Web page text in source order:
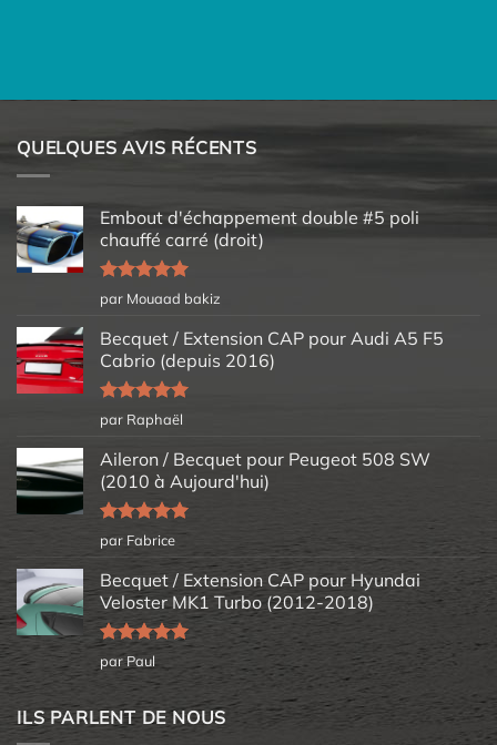
QUELQUES AVIS RÉCENTS
Embout d'échappement double #5 poli
chauffé carré (droit)
Note5sur
5
par Mouaad bakiz
Becquet / Extension CAP pour Audi A5 F5
Cabrio (depuis 2016)
Note5sur
5
par Raphaël
Aileron / Becquet pour Peugeot 508 SW
(2010 à Aujourd'hui)
Note5sur
5
par Fabrice
Becquet / Extension CAP pour Hyundai
Veloster MK1 Turbo (2012-2018)
Note5sur
5
par Paul
ILS PARLENT DE NOUS